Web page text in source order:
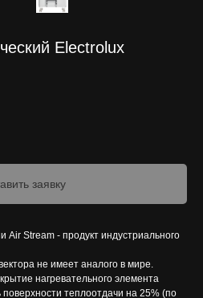
Electrolux
заявку
Air Stream - продукт индустриального
не имеет аналого в мире.
нагревательного элемента
теплоотдачи на 25% (по